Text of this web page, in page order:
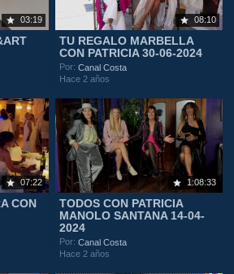
03:19 08:10
TU REGALO MARBELLA
CON PATRICIA 30-06-2024
Por:Canal Costa
Hace 2 años
07:22
CON
1:08:33
TODOS CON PATRICIA
MANOLO SANTANA 14-04-
2024
Por:Canal Costa
Hace 2 años